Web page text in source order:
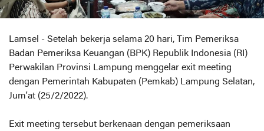
Lamsel - Setelah bekerja selama 20 hari, Tim Pemeriksa
Badan Pemeriksa Keuangan (BPK) Republik Indonesia (RI)
Perwakilan Provinsi Lampung menggelar exit meeting
dengan Pemerintah Kabupaten (Pemkab) Lampung Selatan,
Jum’at (25/2/2022).
Exit meeting tersebut berkenaan dengan pemeriksaan